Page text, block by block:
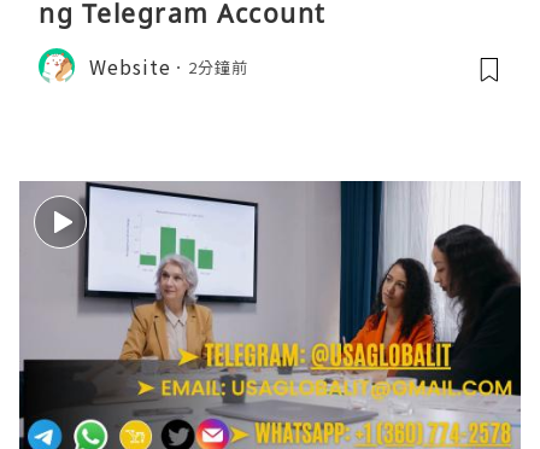
ng Telegram Account
Website 2分鐘前